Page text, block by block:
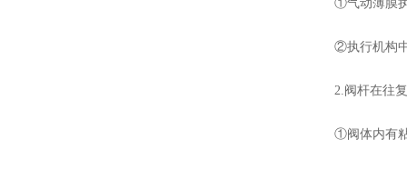
①气动薄膜执
②执行机构中
2.阀杆在往复
①阀体内有粘